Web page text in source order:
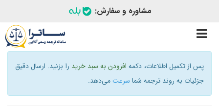
مشاوره و سفارش:
Toggle
navigation
پس از تکمیل اطلاعات، دکمه افزودن به سبد خرید را بزنید. ارسال دقیق
جزئیات به روند ترجمه شما سرعتمی‌دهد.